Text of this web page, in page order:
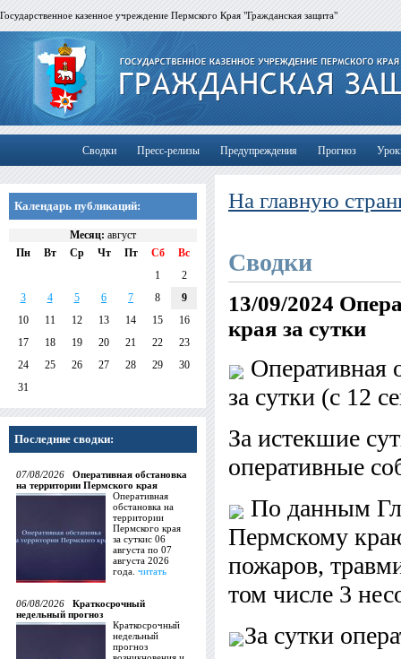
Государственное казенное учреждение Пермского Края "Гражданская защита"
Сводки Пресс-релизы Предупреждения Прогноз
Календарь публикаций:
Месяц: август
Пн
Вт Ср Чт Пт Сб
Вс
1
2
3
4 5 6 7 8
9
10
11 12 13 14 15
16
17
18 19 20 21 22
23
24
25 26 27 28 29
30
31
Последние сводки:
07/08/2026
Оперативная обстановка
на территории Пермского края
Оперативная
обстановка на
территории
Пермского края
за суткис 06
августа по 07
августа 2026
года. читать
06/08/2026
Краткосрочный
недельный прогноз
Краткосрочный
недельный
прогноз
На главную
Сводки
13/09/2024
края за сутки
Оперативная
за сутки (с 12
За истекшие
оперативные
По данным
Пермскому
пожаров,
том числе 3
За сутки